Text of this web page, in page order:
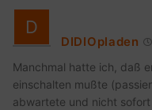
DIDIOpladen
Manchmal hatte ich, daß
einschalten mußte
abwartete und nicht